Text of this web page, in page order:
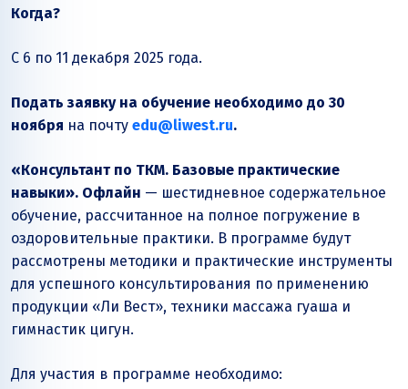
Когда?
С 6 по 11 декабря 2025 года.
Подать заявку на обучение необходимо до 30
ноября на почту edu@liwest.ru.
«Консультант по ТКМ. Базовые практические
навыки». Офлайн — шестидневное содержательное
обучение, рассчитанное на полное погружение в
оздоровительные практики. В программе будут
рассмотрены методики и практические инструменты
для успешного консультирования по применению
продукции «Ли Вест», техники массажа гуаша и
гимнастик цигун.
Для участия в программе необходимо: